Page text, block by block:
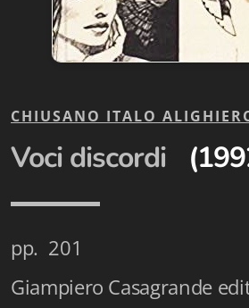
CHIUSANO ITALO
Voci discordi
pp. 201
Giampiero Casagrande
Collana di Lugano
Cymbae
EJO- European Journalism Observatory
Facsimili
Immagini & Arte
Incontro con
iQuaderni -